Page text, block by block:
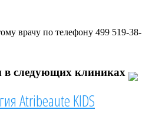
врачу по телефону 499 519-38-
в следующих клиниках
Atribeaute KIDS